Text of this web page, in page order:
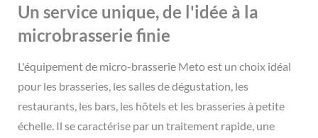
Un service unique, de l'idée à la
microbrasserie finie
L'équipement de micro-brasserie Meto est un choix idéal
pour les brasseries, les salles de dégustation, les
restaurants, les bars, les hôtels et les brasseries à petite
échelle. Il se caractérise par un traitement rapide, une